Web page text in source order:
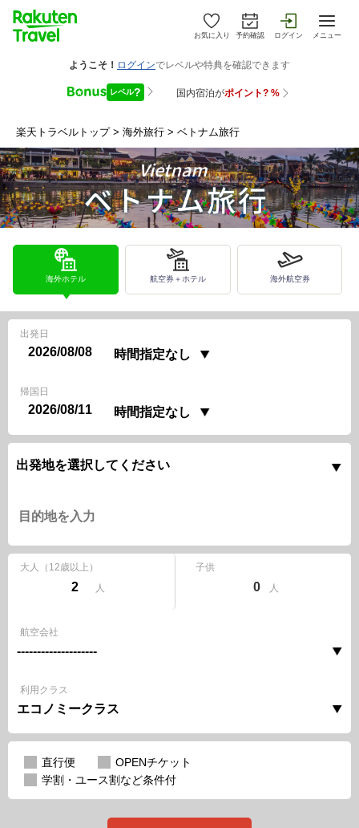
お気に入り 予約確認 ログイン メニュー
楽天トラベルトップ> 海外旅行 > ベトナム旅行
海外ホテル 航空券＋ホテル 海外航空券
出発日
帰国日
大人
（12歳以上）
人
子供
0 人
航空会社
利用クラス
直行便
OPENチケット
学割・ユース割など条件付